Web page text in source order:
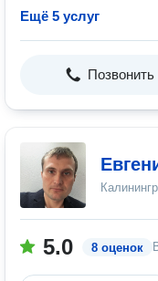
Ещё 5 услуг
Позвонить
5.0 8 оценок